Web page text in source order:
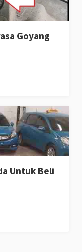
Goyang
Untuk Beli